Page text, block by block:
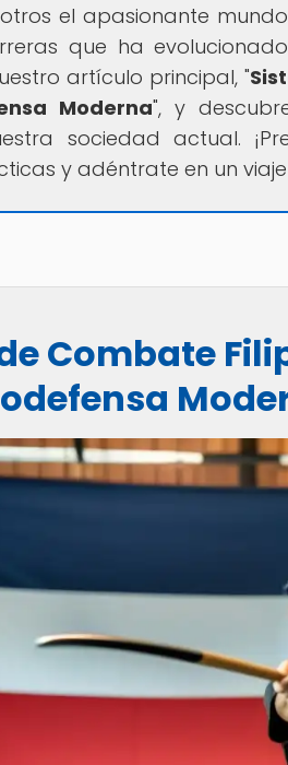
el apasionante
que ha
artículo principal, "
Moderna", y
sociedad actual.
y adéntrate en un
Combate